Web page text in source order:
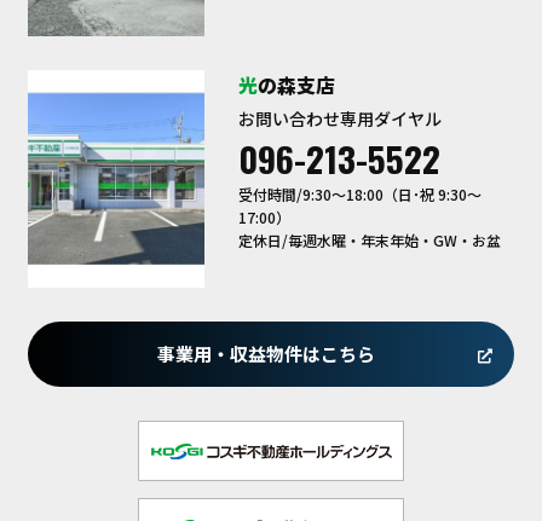
光の森支店
お問い合わせ専用ダイヤル
096-213-5522
受付時間/9:30〜18:00（日･祝 9:30～
17:00）
定休日/毎週水曜・年末年始・GW・お盆
事業用・収益物件はこちら